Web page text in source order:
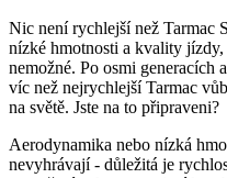
Nic není rychlejší než Tarmac
nízké hmotnosti a kvality
nemožné. Po osmi generacích
víc než nejrychlejší Tarmac
na světě. Jste na to připraveni?
Aerodynamika nebo nízká
nevyhrávají - důležitá je